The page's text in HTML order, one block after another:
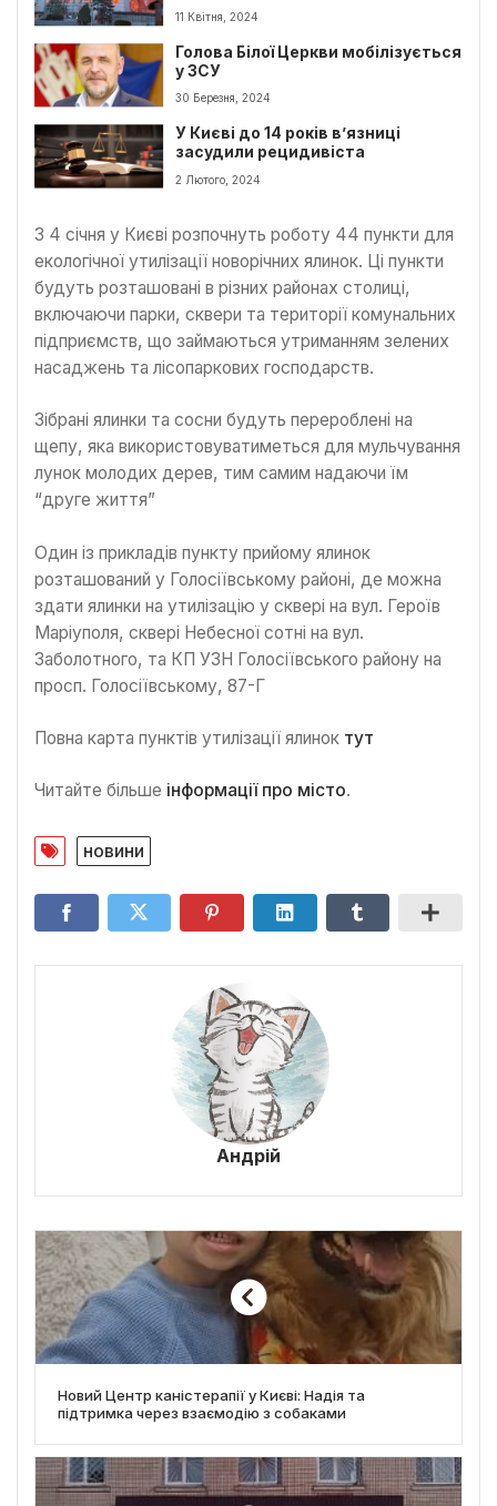
11 Квітня, 2024
Голова Білої Церкви мобілізується
у ЗСУ
30 Березня, 2024
У Києві до 14 років в’язниці
засудили рецидивіста
2 Лютого, 2024
З 4 січня у Києві розпочнуть роботу 44 пункти для
екологічної утилізації новорічних ялинок. Ці пункти
будуть розташовані в різних районах столиці,
включаючи парки, сквери та території комунальних
підприємств, що займаються утриманням зелених
насаджень та лісопаркових господарств.
Зібрані ялинки та сосни будуть перероблені на
щепу, яка використовуватиметься для мульчування
лунок молодих дерев, тим самим надаючи їм
“друге життя”
Один із прикладів пункту прийому ялинок
розташований у Голосіївському районі, де можна
здати ялинки на утилізацію у сквері на вул. Героїв
Маріуполя, сквері Небесної сотні на вул.
Заболотного, та КП УЗН Голосіївського району на
просп. Голосіївському, 87-Г
Повна карта пунктів утилізації ялинок тут
Читайте більше інформації про місто.
новини
Андрій
Новий Центр каністерапії у Києві: Надія та
підтримка через взаємодію з собаками